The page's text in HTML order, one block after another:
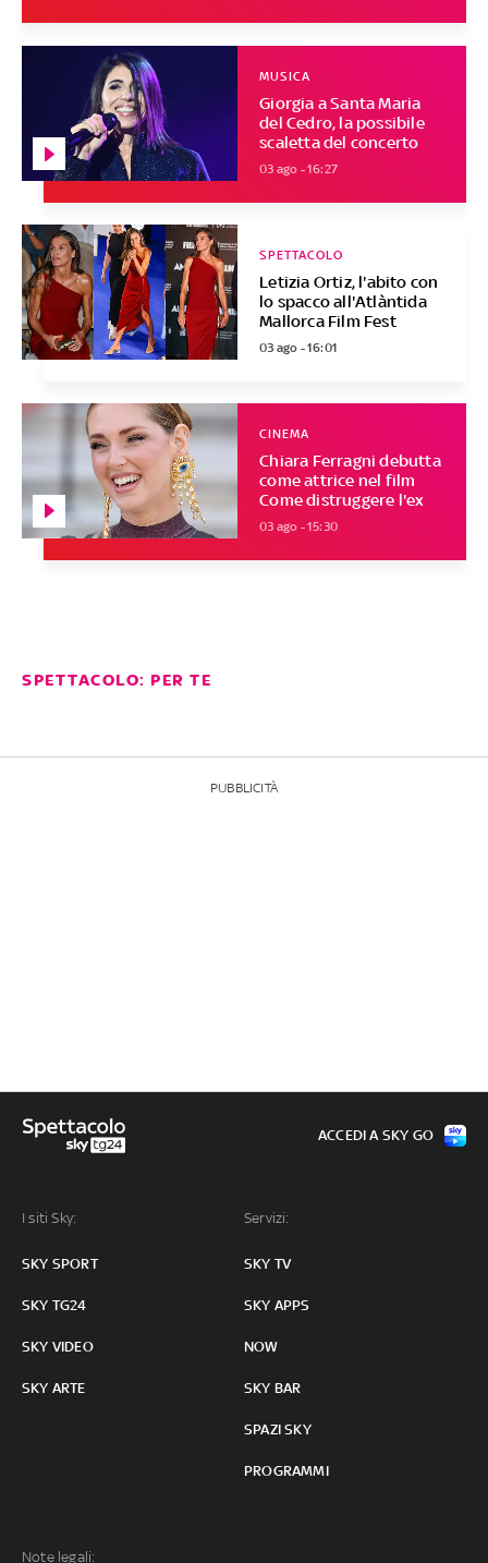
Giorgia a Santa Maria
del Cedro, la possibile
scaletta del concerto
MUSICA
03 ago - 16:27
Letizia Ortiz, l'abito con
lo spacco all'Atlàntida
Mallorca Film Fest
SPETTACOLO
03 ago - 16:01
Chiara Ferragni debutta
come attrice nel film
Come distruggere l'ex
CINEMA
03 ago - 15:30
SPETTACOLO: PER TE
PUBBLICITÀ
I siti Sky:
SKY SPORT
SKY TG24
SKY VIDEO
SKY ARTE
Servizi:
SKY TV
SKY APPS
NOW
SKY BAR
SPAZI SKY
PROGRAMMI
Note legali:
ACCEDI A SKY GO